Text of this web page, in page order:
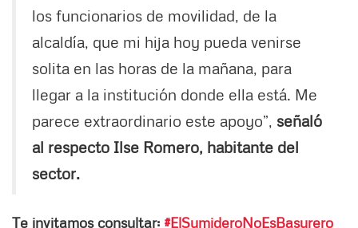
los funcionarios de movilidad, de la
alcaldía, que mi hija hoy pueda venirse
solita en las horas de la mañana, para
llegar a la institución donde ella está. Me
parece extraordinario este apoyo”, señaló
al respecto Ilse Romero, habitante del
sector.
Te invitamos consultar: #ElSumideroNoEsBasurero